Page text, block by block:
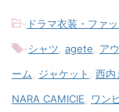
- ドラマ衣装・ファ
-シャツ agete ア
ーム
ジャケット 西内
NARA CAMICIE
ワン